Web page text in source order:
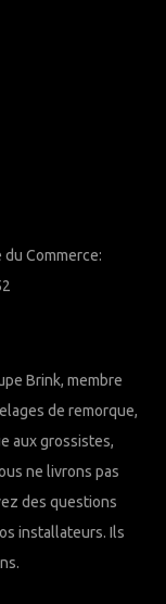
du Commerce:
Brink, membre
de remorque,
aux grossistes,
ne livrons pas
des questions
installateurs. Ils